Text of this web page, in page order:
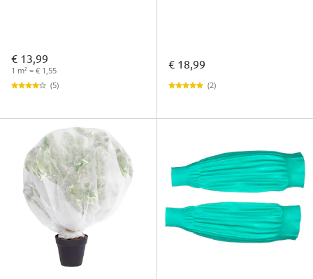
€ 13,99
1 m² = € 1,55
(5)
€ 18,99
(2)